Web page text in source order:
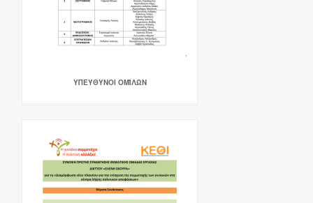
ΥΠΕΎΘΥΝΟΙ ΟΜΊΛΩΝ